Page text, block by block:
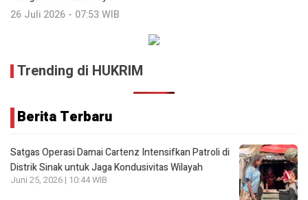
26 Juli 2026 - 07:53 WIB
Trending di HUKRIM
Berita Terbaru
Satgas Operasi Damai Cartenz Intensifkan Patroli di
Distrik Sinak untuk Jaga Kondusivitas Wilayah
Juni 25, 2026 | 10:44 WIB